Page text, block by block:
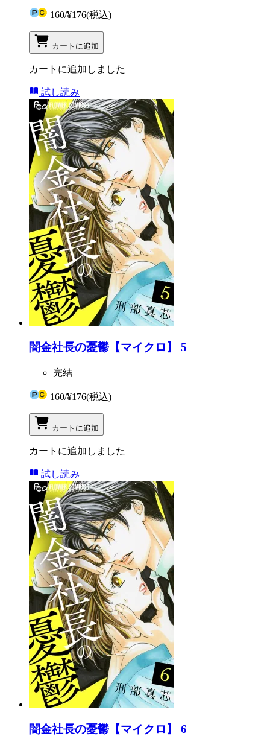
160/¥176(税込)
カートに追加
カートに追加しました
試し読み
闇金社長の憂鬱【マイクロ】 5
完結
160/¥176(税込)
カートに追加
カートに追加しました
試し読み
闇金社長の憂鬱【マイクロ】 6